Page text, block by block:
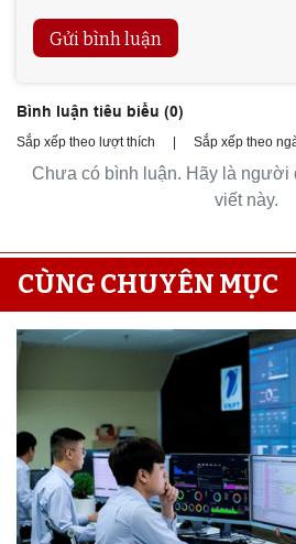
Gửi bình luận
Bình luận tiêu biểu (0)
Sắp xếp theo lượt thích | Sắp xếp theo
Chưa có bình luận. Hãy là người
viết này.
CÙNG CHUYÊN MỤC